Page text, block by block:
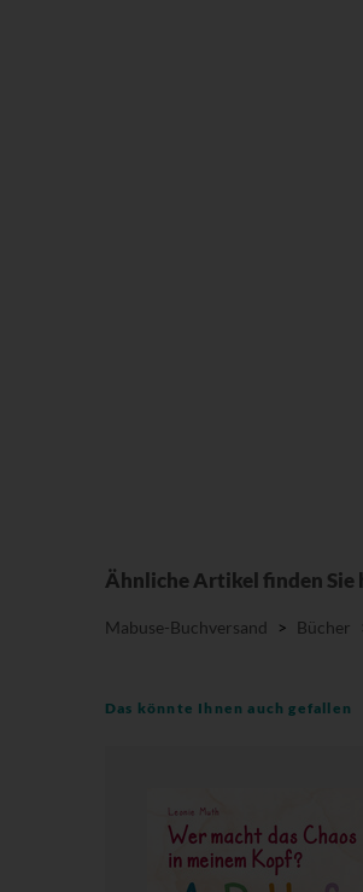
Ähnliche Artikel finden Sie
Mabuse-Buchversand > Bücher
Das könnte Ihnen auch gefallen